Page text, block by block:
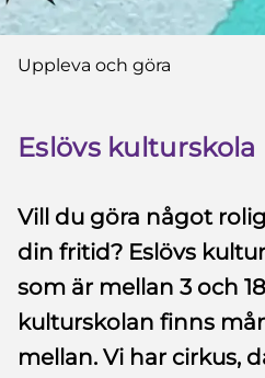
Du är här:
Uppleva och göra
Eslövs kulturskola
Vill du göra något
din fritid? Eslövs
som är mellan 3 och
kulturskolan finns
mellan. Vi har cirkus,